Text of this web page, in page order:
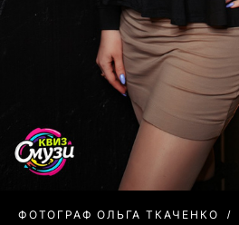
ФОТОГРАФ ОЛЬГА ТКАЧЕНКО